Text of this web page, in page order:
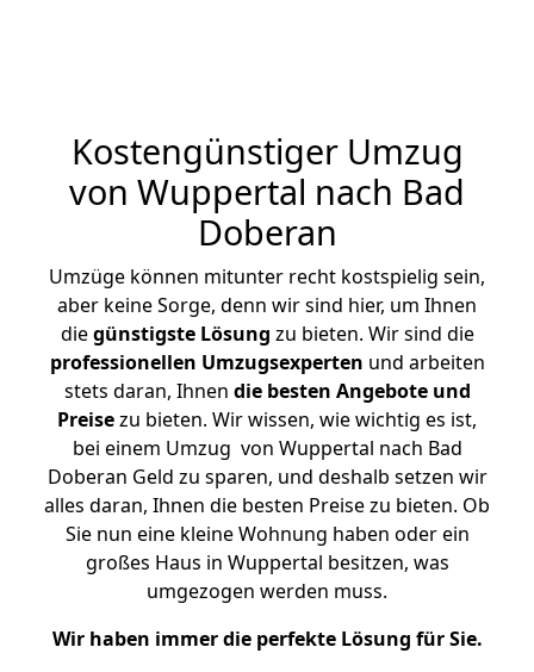
Kostengünstiger Umzug
von Wuppertal nach Bad
Doberan
Umzüge können mitunter recht kostspielig sein,
aber keine Sorge, denn wir sind hier, um Ihnen
diegünstigste Lösung zu bieten. Wir sind die
professionellen Umzugsexperten und arbeiten
stets daran, Ihnen die besten Angebote und
Preisezu bieten. Wir wissen, wie wichtig es ist,
bei einem Umzug von Wuppertal nach Bad
Doberan Geld zu sparen, und deshalb setzen wir
alles daran, Ihnen die besten Preise zu bieten. Ob
Sie nun eine kleine Wohnung haben oder ein
großes Haus in Wuppertal besitzen, was
umgezogen werden muss.
Wir haben immer die perfekte Lösung für Sie.